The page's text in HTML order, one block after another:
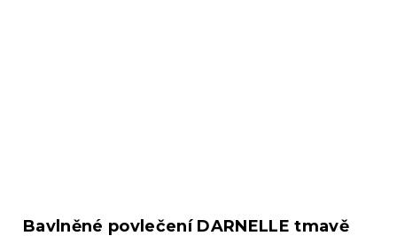
Bavlněné povlečení DARNELLE tmavě